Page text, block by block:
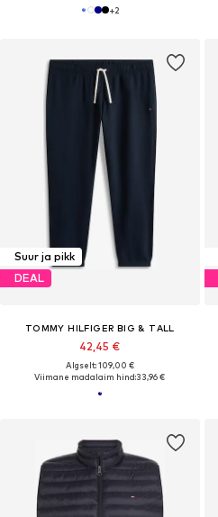
+2
Suur ja pikk
DEAL
TOMMY HILFIGER BIG & TALL
42,45 €
Algselt: 109,00 €
Viimane madalaim hind:33,96 €